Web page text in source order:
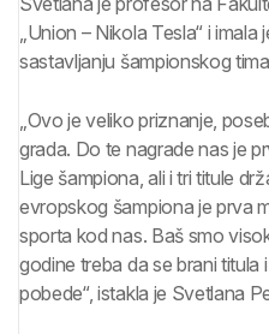
„Union – Nikola Tesla“ i
sastavljanju šampionskog
„Ovo je veliko priznanje,
grada. Do te nagrade nas je
Lige šampiona, ali i tri titule
evropskog šampiona je prva
sporta kod nas. Baš smo
godine treba da se brani
pobede“, istakla je Svetlana